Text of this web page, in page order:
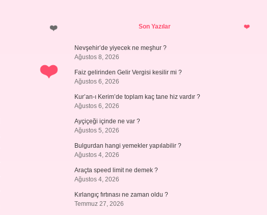
SidebarSon Yazılar
Nevşehir’de yiyecek ne meşhur ?
Ağustos 8, 2026
Faiz gelirinden Gelir Vergisi kesilir mi ?
Ağustos 6, 2026
Kur’an-ı Kerim’de toplam kaç tane hiz vardır ?
Ağustos 6, 2026
Ayçiçeği içinde ne var ?
Ağustos 5, 2026
Bulgurdan hangi yemekler yapılabilir ?
Ağustos 4, 2026
Araçta speed limit ne demek ?
Ağustos 4, 2026
Kırlangıç fırtınası ne zaman oldu ?
Temmuz 27, 2026